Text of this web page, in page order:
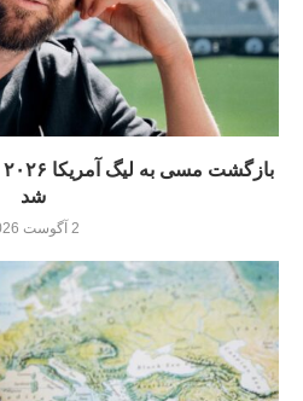
شد
2 آگوست 2026